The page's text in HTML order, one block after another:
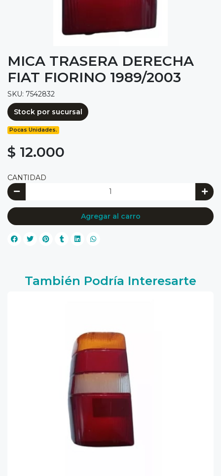
MICA TRASERA DERECHA
FIAT FIORINO 1989/2003
SKU: 7542832
Stock por sucursal
Pocas Unidades.
$ 12.000
CANTIDAD
Agregar al carro
También Podría Interesarte